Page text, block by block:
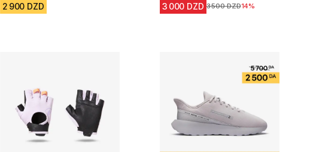
2 900 DZD 3 000 DZD Prix avant la réduction
3 500 DZD14%